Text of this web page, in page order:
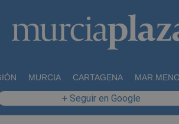
MURCIA CARTAGENA MAR
+ Seguir en Google